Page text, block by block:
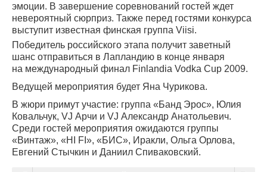
эмоции. В завершение соревнований гостей ждет
невероятный сюрприз. Также перед гостями конкурса
выступит известная финская группа Viisi.
Победитель российского этапа получит заветный
шанс отправиться в Лапландию в конце января
на международный финал Finlandia Vodka Cup 2009.
Ведущей мероприятия будет Яна Чурикова.
В жюри примут участие: группа «Банд Эрос», Юлия
Ковальчук, VJ Арчи и VJ Александр Анатольевич.
Среди гостей мероприятия ожидаются группы
«Винтаж», «HI FI», «БИС», Иракли, Ольга Орлова,
Евгений Стычкин и Даниил Спиваковский.